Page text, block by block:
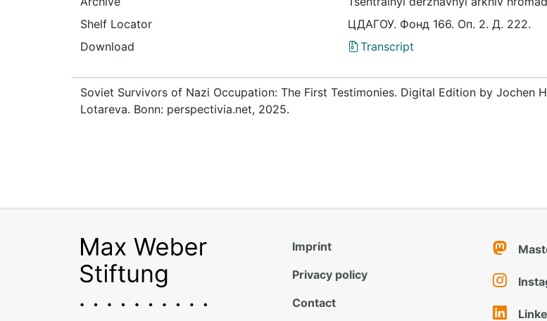
Shelf Locator
ЦДАГОУ. Фонд 166. Оп. 2. Д. 222.
Download
Transcript
Soviet Survivors of Nazi Occupation: The First Testimonies. Digital Edition by Jochen
Lotareva. Bonn: perspectivia.net, 2025.
Imprint
Privacy policy
Contact